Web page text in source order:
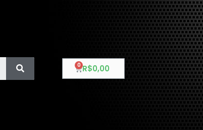
R$0,00